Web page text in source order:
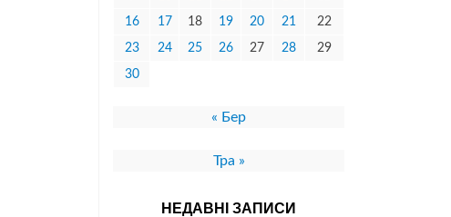
16 17 18 19 20 21 22
23 24 25 26 27 28 29
30
« Бер
Тра »
НЕДАВНІ ЗАПИСИ